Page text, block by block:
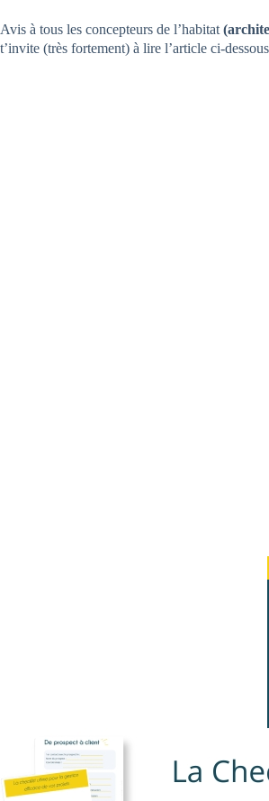
Avis à tous les concepteurs de l’habitat
t’invite (très fortement) à lire l’article ci-